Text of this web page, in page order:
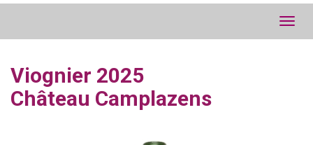
Viognier 2025
Château Camplazens